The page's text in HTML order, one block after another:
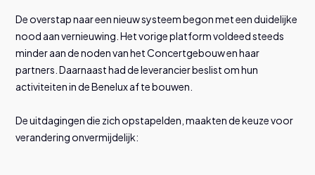
De overstap naar een nieuw systeem begon met een duidelijke
nood aan vernieuwing. Het vorige platform voldeed steeds
minder aan de noden van het Concertgebouw en haar
partners. Daarnaast had de leverancier beslist om hun
activiteiten in de Benelux af te bouwen.
De uitdagingen die zich opstapelden, maakten de keuze voor
verandering onvermijdelijk: